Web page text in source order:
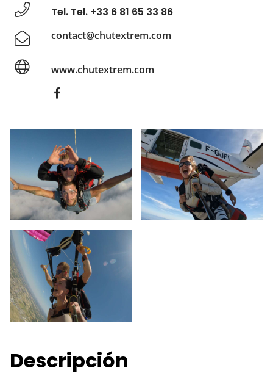
Tel. Tel. +33 6 81 65 33 86
contact@chutextrem.com
www.chutextrem.com
Descripción